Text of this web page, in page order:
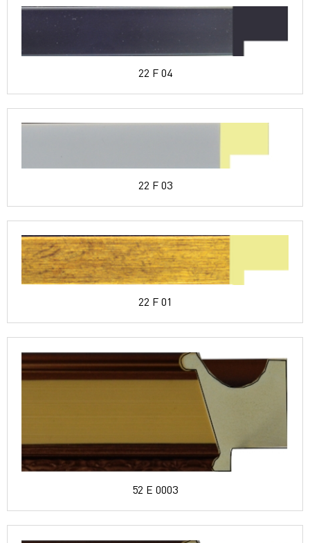
22 F 04
22 F 03
22 F 01
52 E 0003